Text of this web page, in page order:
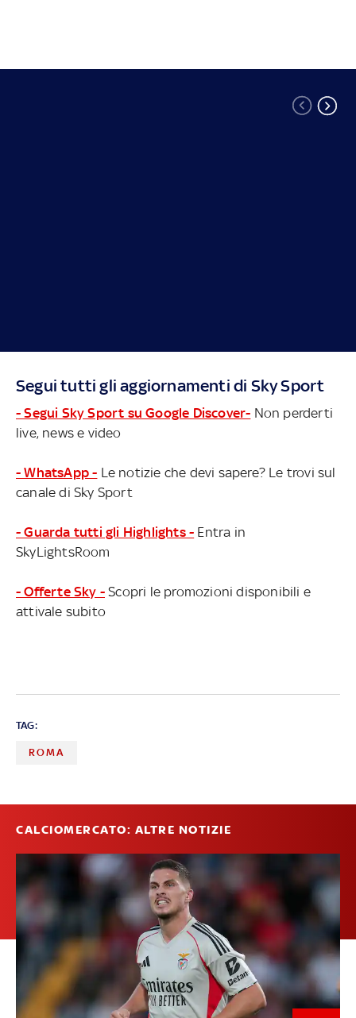
Segui tutti gli aggiornamenti di Sky Sport
- Segui Sky Sport su Google Discover- Non perderti
live, news e video
- WhatsApp - Le notizie che devi sapere? Le trovi sul
canale di Sky Sport
- Guarda tutti gli Highlights - Entra in
SkyLightsRoom
- Offerte Sky - Scopri le promozioni disponibili e
attivale subito
TAG:
ROMA
CALCIOMERCATO: ALTRE NOTIZIE